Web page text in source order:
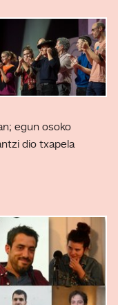
egun osoko
dio txapela